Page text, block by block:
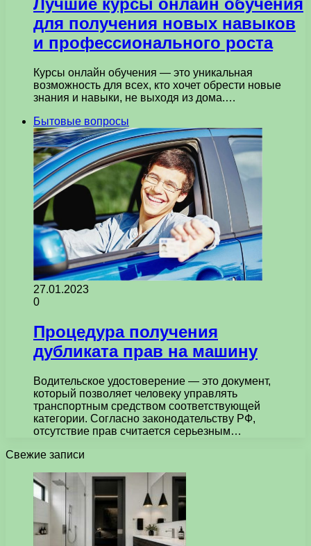
для получения новых навыков
и профессионального роста
Курсы онлайн обучения — это уникальная
возможность для всех, кто хочет обрести новые
знания и навыки, не выходя из дома.…
Бытовые вопросы
27.01.2023
0
Процедура получения
дубликата прав на машину
Водительское удостоверение — это документ,
который позволяет человеку управлять
транспортным средством соответствующей
категории. Согласно законодательству РФ,
отсутствие прав считается серьезным…
Свежие записи